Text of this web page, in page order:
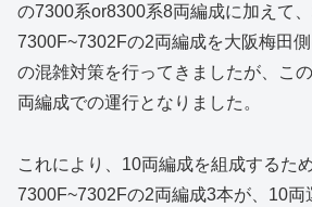
の7300系or8300系8両編成に加えて
7300F~7302Fの2両編成を大阪梅田
の混雑対策を行ってきましたが、こ
両編成での運行となりました。
これにより、10両編成を組成するた
7300F~7302Fの2両編成3本が、10両